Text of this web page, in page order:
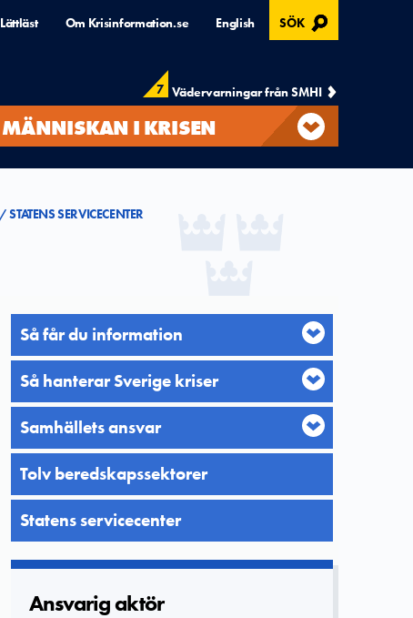
Lättläst Om Krisinformation.se English SÖK , ÖPPNAS I MODAL
7 Vädervarningar från SMHI
MÄNNISKAN I KRISEN
STATENS SERVICECENTER
Så får du information
Så hanterar Sverige kriser
Samhällets ansvar
Tolv beredskapssektorer
Statens servicecenter
Ansvarig aktör